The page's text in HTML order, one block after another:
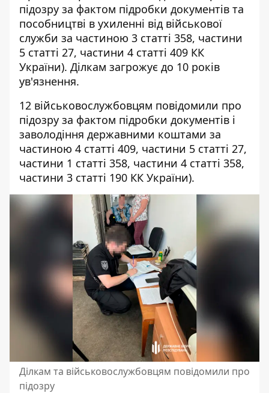
підозру за фактом підробки документів та
пособництві в ухиленні від військової
служби за частиною 3 статті 358, частини
5 статті 27, частини 4 статті 409 КК
України). Ділкам загрожує до 10 років
ув'язнення.
12 військовослужбовцям повідомили про
підозру за фактом підробки документів і
заволодіння державними коштами за
частиною 4 статті 409, частини 5 статті 27,
частини 1 статті 358, частини 4 статті 358,
частини 3 статті 190 КК України).
Ділкам та військовослужбовцям повідомили про
підозру